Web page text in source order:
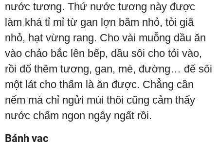
nước tương. Thứ nước tương này được
làm khá tỉ mỉ từ gan lợn băm nhỏ, tỏi giã
nhỏ, hạt vừng rang. Cho vài muỗng dầu ăn
vào chảo bắc lên bếp, dầu sôi cho tỏi vào,
rồi đổ thêm tương, gan, mè, đường… để sôi
một lát cho thấm là ăn được. Chẳng cần
nếm mà chỉ ngửi mùi thôi cũng cảm thấy
nước chấm ngon ngây ngất rồi.
Bánh vạc